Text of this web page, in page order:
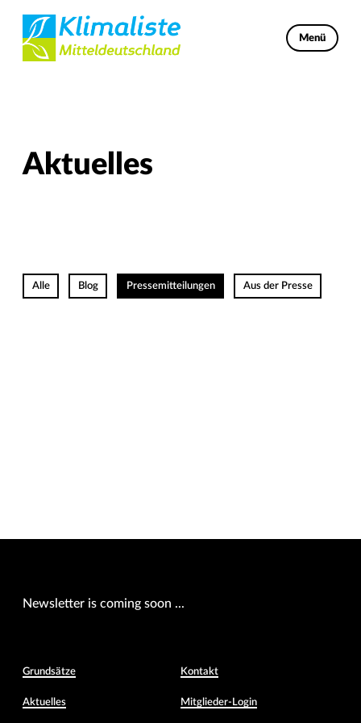
Menü
Aktuelles
Alle Blog Pressemitteilungen Aus der Presse
Newsletter is coming soon ...
Grundsätze
Aktuelles
Kontakt
Mitglieder-Login